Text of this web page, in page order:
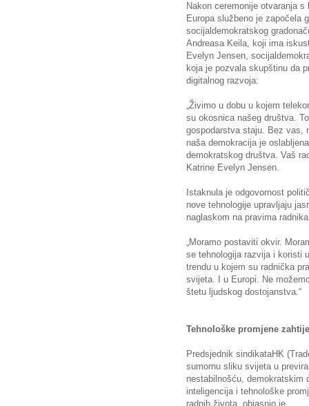
Nakon ceremonije otvaranja
Europa službeno je započela
socijaldemokratskog
Andreasa Keila, koji ima
Evelyn Jensen,
koja je pozvala skupštinu da
digitalnog razvoja:
„Živimo u dobu u kojem
su okosnica našeg društva.
gospodarstva staju. Bez vas,
naša demokracija je
demokratskog društva. Vaš
Katrine Evelyn Jensen.
Istaknula je odgovornost
nove tehnologije upravljaju
naglaskom na pravima
„Moramo postaviti okvir.
se tehnologija razvija i koristi
trendu u kojem su radnička
svijeta. I u Europi. Ne
štetu ljudskog dostojanstva.“
Tehnološke promjene
Predsjednik sindikataHK
sumornu sliku svijeta u
nestabilnošću, demokratskim
inteligencija i tehnološke
radnih života, objasnio je.